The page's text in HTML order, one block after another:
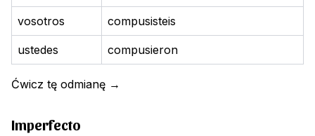
vosotros compusisteis
ustedes compusieron
Ćwicz tę odmianę →
Imperfecto